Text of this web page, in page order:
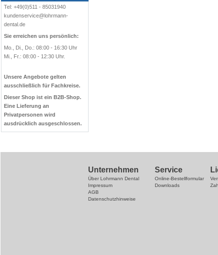
Tel: +49(0)511 - 85031940
kundenservice@lohrmann-
dental.de
Sie erreichen uns persönlich:
Mo., Di., Do.: 08:00 - 16:30 Uhr
Mi., Fr.: 08:00 - 12:30 Uhr.
Unsere Angebote gelten
ausschließlich für Fachkreise.
Dieser Shop ist ein B2B-Shop.
Eine Lieferung an
Privatpersonen wird
ausdrücklich ausgeschlossen.
Unternehmen
Über Lohrmann Dental
Impressum
AGB
Datenschutzhinweise
Service
Online-Bestellformular
Downloads